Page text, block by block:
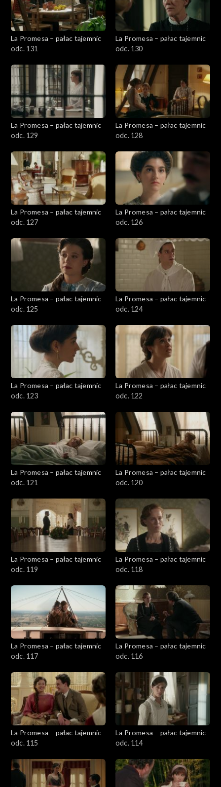
La Promesa – pałac tajemnic
odc. 131
La Promesa – pałac tajemnic
odc. 130
La Promesa – pałac tajemnic
odc. 129
La Promesa – pałac tajemnic
odc. 128
La Promesa – pałac tajemnic
odc. 127
La Promesa – pałac tajemnic
odc. 126
La Promesa – pałac tajemnic
odc. 125
La Promesa – pałac tajemnic
odc. 124
La Promesa – pałac tajemnic
odc. 123
La Promesa – pałac tajemnic
odc. 122
La Promesa – pałac tajemnic
odc. 121
La Promesa – pałac tajemnic
odc. 120
La Promesa – pałac tajemnic
odc. 119
La Promesa – pałac tajemnic
odc. 118
La Promesa – pałac tajemnic
odc. 117
La Promesa – pałac tajemnic
odc. 116
La Promesa – pałac tajemnic
odc. 115
La Promesa – pałac tajemnic
odc. 114